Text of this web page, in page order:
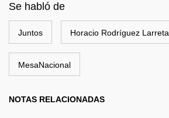
Se habló de
Juntos Horacio Rodríguez Larreta
MesaNacional
NOTAS RELACIONADAS